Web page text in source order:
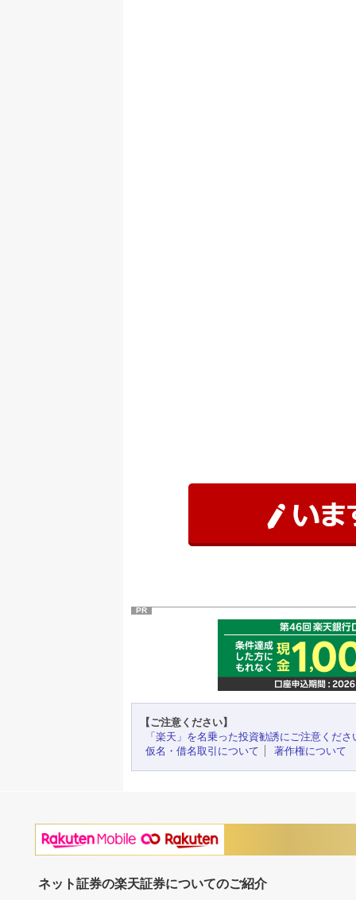
PR
【ご注意ください】
「楽天」を名乗った投資勧誘にご注意くださ
仮名・借名取引について
著作権について
ネット証券の楽天証券についてのご紹介